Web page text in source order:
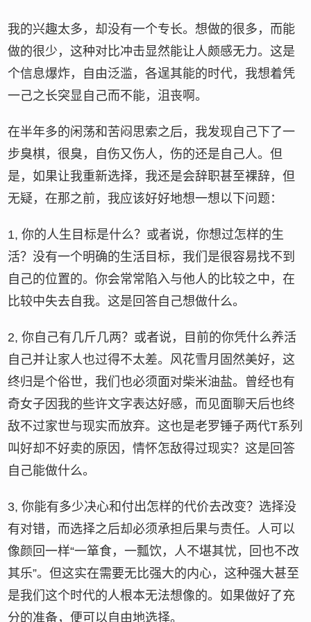
我的兴趣太多，却没有一个专长。想做的很多，而能
做的很少，这种对比冲击显然能让人颇感无力。这是
个信息爆炸，自由泛滥，各逞其能的时代，我想着凭
一己之长突显自己而不能，沮丧啊。
在半年多的闲荡和苦闷思索之后，我发现自己下了一
步臭棋，很臭，自伤又伤人，伤的还是自己人。但
是，如果让我重新选择，我还是会辞职甚至裸辞，但
无疑，在那之前，我应该好好地想一想以下问题：
1, 你的人生目标是什么？或者说，你想过怎样的生
活？没有一个明确的生活目标，我们是很容易找不到
自己的位置的。你会常常陷入与他人的比较之中，在
比较中失去自我。这是回答自己想做什么。
2, 你自己有几斤几两？或者说，目前的你凭什么养活
自己并让家人也过得不太差。风花雪月固然美好，这
终归是个俗世，我们也必须面对柴米油盐。曾经也有
奇女子因我的些许文字表达好感，而见面聊天后也终
敌不过家世与现实而放弃。这也是老罗锤子两代T系列
叫好却不好卖的原因，情怀怎敌得过现实？这是回答
自己能做什么。
3, 你能有多少决心和付出怎样的代价去改变？选择没
有对错，而选择之后却必须承担后果与责任。人可以
像颜回一样“一箪食，一瓢饮，人不堪其忧，回也不改
其乐”。但这实在需要无比强大的内心，这种强大甚至
是我们这个时代的人根本无法想像的。如果做好了充
分的准备，便可以自由地选择。